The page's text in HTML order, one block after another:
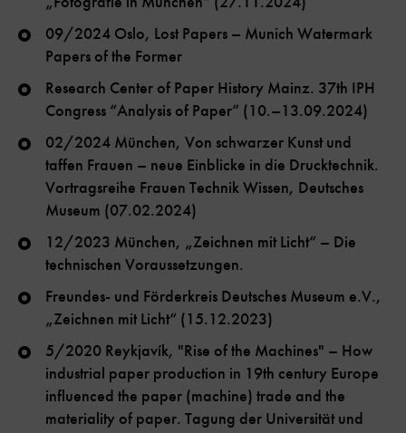
09/2024 Oslo, Lost Papers – Munich Watermark
Papers of the Former
Research Center of Paper History Mainz. 37th IPH
Congress “Analysis of Paper” (10.–13.09.2024)
02/2024 München, Von schwarzer Kunst und
taffen Frauen – neue Einblicke in die Drucktechnik.
Vortragsreihe Frauen Technik Wissen, Deutsches
Museum (07.02.2024)
12/2023 München, „Zeichnen mit Licht“ – Die
technischen Voraussetzungen.
Freundes- und Förderkreis Deutsches Museum e.V.,
„Zeichnen mit Licht“ (15.12.2023)
5/2020 Reykjavík, "Rise of the Machines" – How
industrial paper production in 19th century Europe
influenced the paper (machine) trade and the
materiality of paper. Tagung der Universität und